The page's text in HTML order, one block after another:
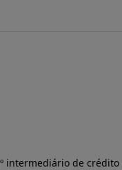
intermediário de crédito